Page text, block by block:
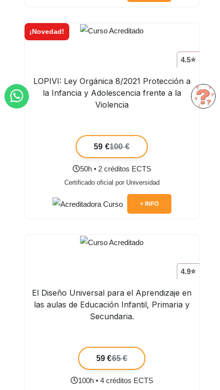
¡Novedad!
4.5⭐
LOPIVI: Ley Orgánica 8/2021 Protección a
la Infancia y Adolescencia frente a la
Violencia
59 €100 €
50h • 2 créditos ECTS
Certificado oficial por Universidad
+ INFO
4.9⭐
El Diseño Universal para el Aprendizaje en
las aulas de Educación Infantil, Primaria y
Secundaria.
59 €65 €
100h • 4 créditos ECTS